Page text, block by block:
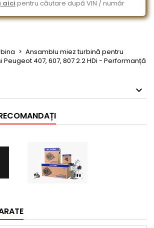
aici pentru căutare după VIN / număr
Ansamblu miez turbină pentru
Peugeot 407, 607, 807 2.2 HDi - Performanță